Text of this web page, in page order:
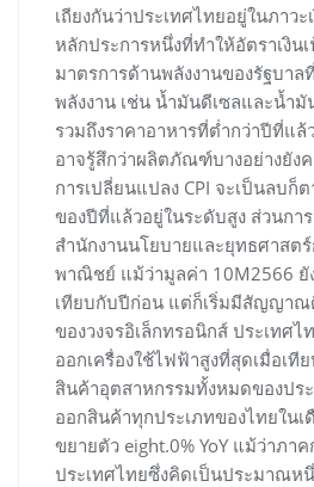
เถียงกันว่าประเทศไทยอยู่ในภาว
หลักประการหนึ่งที่ทำให้อัตราเงิน
มาตรการด้านพลังงานของรัฐบา
พลังงาน เช่น น้ำมันดีเซลและน้ำมั
รวมถึงราคาอาหารที่ต่ำกว่าปีที่แล้
อาจรู้สึกว่าผลิตภัณฑ์บางอย่างยัง
การเปลี่ยนแปลง CPI จะเป็นลบก็
ของปีที่แล้วอยู่ในระดับสูง ส่วนกา
สำนักงานนโยบายและยุทธศาสตร์
พาณิชย์ แม้ว่ามูลค่า 10M2566 ยั
เทียบกับปีก่อน แต่ก็เริ่มมีสัญญา
ของวงจรอิเล็กทรอนิกส์ ประเทศไ
ออกเครื่องใช้ไฟฟ้าสูงที่สุดเมื่อเที
สินค้าอุตสาหกรรมทั้งหมดของปร
ออกสินค้าทุกประเภทของไทยใน
ขยายตัว eight.0% YoY แม้ว่าภา
ประเทศไทยซึ่งคิดเป็นประมาณห